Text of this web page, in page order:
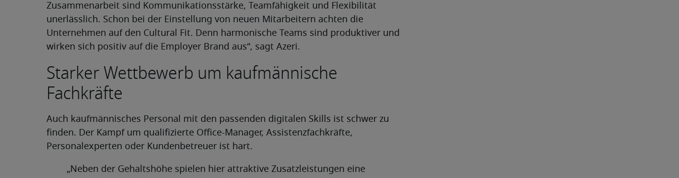
Zusammenarbeit sind Kommunikationsstärke, Teamfähigkeit und Flexibilität
unerlässlich. Schon bei der Einstellung von neuen Mitarbeitern achten die
Unternehmen auf den Cultural Fit. Denn harmonische Teams sind produktiver und
wirken sich positiv auf die Employer Brand aus“, sagt Azeri.
Starker Wettbewerb um kaufmännische
Fachkräfte
Auch kaufmännisches Personal mit den passenden digitalen Skills ist schwer zu
finden. Der Kampf um qualifizierte Office-Manager, Assistenzfachkräfte,
Personalexperten oder Kundenbetreuer ist hart.
„Neben der Gehaltshöhe spielen hier attraktive Zusatzleistungen eine